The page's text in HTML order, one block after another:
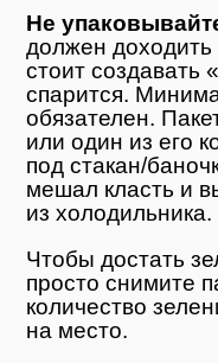
Не
должен доходить
стоит создавать
спарится.
обязателен.
или один из его
под стакан/
мешал класть и
из холодильника.
Чтобы достать
просто снимите
количество
на место.